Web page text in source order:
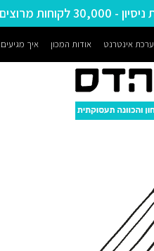
ערכת אינטרנט אודות המכון איך מגיעים